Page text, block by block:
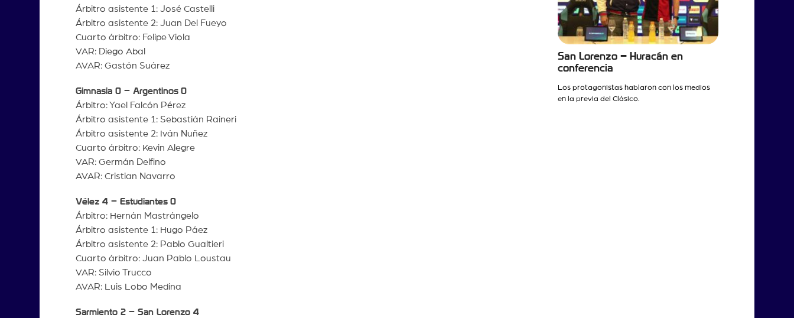
Árbitro asistente 1: José Castelli
Árbitro asistente 2: Juan Del Fueyo
Cuarto árbitro: Felipe Viola
VAR: Diego Abal
AVAR: Gastón Suárez
Gimnasia 0 – Argentinos 0
Árbitro: Yael Falcón Pérez
Árbitro asistente 1: Sebastián Raineri
Árbitro asistente 2: Iván Nuñez
Cuarto árbitro: Kevin Alegre
VAR: Germán Delfino
AVAR: Cristian Navarro
Vélez 4 – Estudiantes 0
Árbitro: Hernán Mastrángelo
Árbitro asistente 1: Hugo Páez
Árbitro asistente 2: Pablo Gualtieri
Cuarto árbitro: Juan Pablo Loustau
VAR: Silvio Trucco
AVAR: Luis Lobo Medina
Sarmiento 2 – San Lorenzo 4
San Lorenzo – Huracán en
conferencia
Los protagonistas hablaron con los medios
en la previa del Clásico.